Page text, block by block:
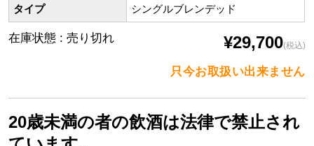
タイプ シングルブレンデッド
在庫状態 : 売り切れ ¥29,700(税込)
只今お取扱い出来ません
20歳未満の者の飲酒は法律で禁止され